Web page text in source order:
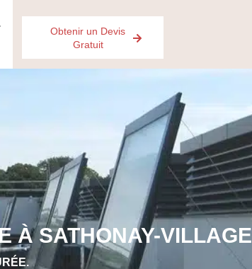
Obtenir un Devis
Gratuit
À SATHONAY-VILLAGE